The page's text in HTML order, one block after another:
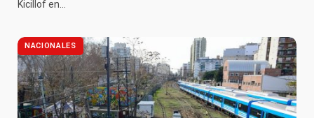
Kicillof en…
NACIONALES